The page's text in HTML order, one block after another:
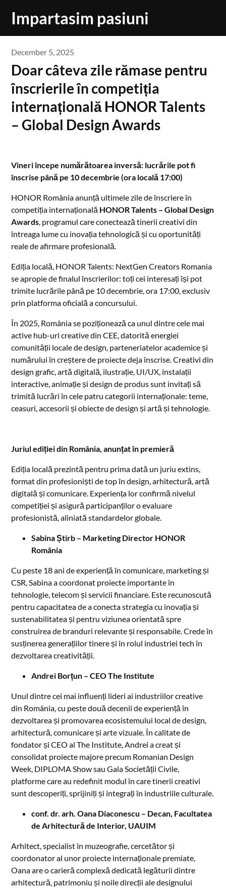
Impartasim pasiuni
December 5, 2025
Doar câteva zile rămase pentru
înscrierile în competiția
internațională HONOR Talents
– Global Design Awards
Vineri începe numărătoarea inversă: lucrările pot fi
înscrise până pe 10 decembrie (ora locală 17:00)
HONOR România anunță ultimele zile de înscriere în
competiția internațională HONOR Talents – Global Design
Awards, programul care conectează tinerii creativi din
întreaga lume cu inovația tehnologică și cu oportunități
reale de afirmare profesională.
Ediția locală, HONOR Talents: NextGen Creators Romania
se apropie de finalul înscrierilor: toți cei interesați își pot
trimite lucrările până pe 10 decembrie, ora 17:00, exclusiv
prin platforma oficială a concursului.
În 2025, România se poziționează ca unul dintre cele mai
active hub-uri creative din CEE, datorită energiei
comunității locale de design, parteneriatelor academice și
numărului în creștere de proiecte deja înscrise. Creativi din
design grafic, artă digitală, ilustrație, UI/UX, instalații
interactive, animație și design de produs sunt invitați să
trimită lucrări în cele patru categorii internaționale: teme,
ceasuri, accesorii și obiecte de design și artă și tehnologie.
Juriul ediției din România, anunțat în premieră
Ediția locală prezintă pentru prima dată un juriu extins,
format din profesioniști de top în design, arhitectură, artă
digitală și comunicare. Experiența lor confirmă nivelul
competiției și asigură participanților o evaluare
profesionistă, aliniată standardelor globale.
Sabina Știrb – Marketing Director HONOR
România
Cu peste 18 ani de experiență în comunicare, marketing și
CSR, Sabina a coordonat proiecte importante în
tehnologie, telecom și servicii financiare. Este recunoscută
pentru capacitatea de a conecta strategia cu inovația și
sustenabilitatea și pentru viziunea orientată spre
construirea de branduri relevante și responsabile. Crede în
susținerea generațiilor tinere și în rolul industriei tech în
dezvoltarea creativității.
Andrei Borțun – CEO The Institute
Unul dintre cei mai influenți lideri ai industriilor creative
din România, cu peste două decenii de experiență în
dezvoltarea și promovarea ecosistemului local de design,
arhitectură, comunicare și arte vizuale. În calitate de
fondator și CEO al The Institute, Andrei a creat și
consolidat proiecte majore precum Romanian Design
Week, DIPLOMA Show sau Gala Societății Civile,
platforme care au redefinit modul în care tinerii creativi
sunt descoperiți, sprijiniți și integrați în industriile culturale.
conf. dr. arh. Oana Diaconescu – Decan, Facultatea
de Arhitectură de Interior, UAUIM
Arhitect, specialist în muzeografie, cercetător și
coordonator al unor proiecte internaționale premiate,
Oana are o carieră complexă dedicată legăturii dintre
arhitectură, patrimoniu și noile direcții ale designului